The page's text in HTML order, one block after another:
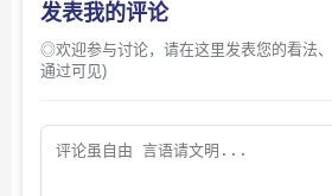
发表我的评论
◎欢迎参与讨论，请在这里发表您的看法
通过可见)